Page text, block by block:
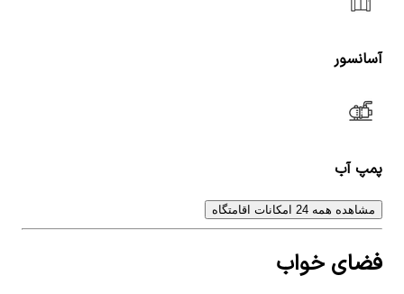
آسانسور
پمپ آب
مشاهده همه 24 امکانات اقامتگاه
فضای خواب